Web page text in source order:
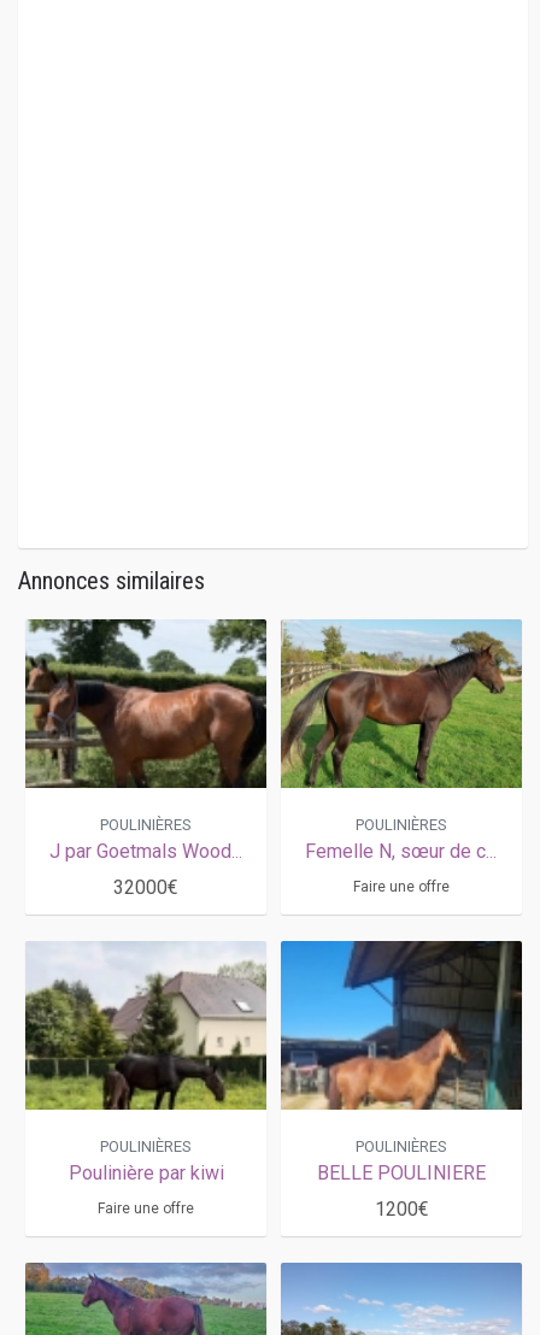
Annonces similaires
POULINIÈRES
J par Goetmals Wood pleine de Krack Time Atout, souche exceptionnelle de READY CASH
32000€
POULINIÈRES
Femelle N, sœur de classique
Faire une offre
POULINIÈRES
Poulinière par kiwi
Faire une offre
POULINIÈRES
BELLE POULINIERE
1200€